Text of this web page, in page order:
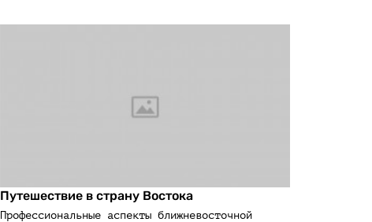
Путешествие в страну Востока
Профессиональные аспекты ближневосточной